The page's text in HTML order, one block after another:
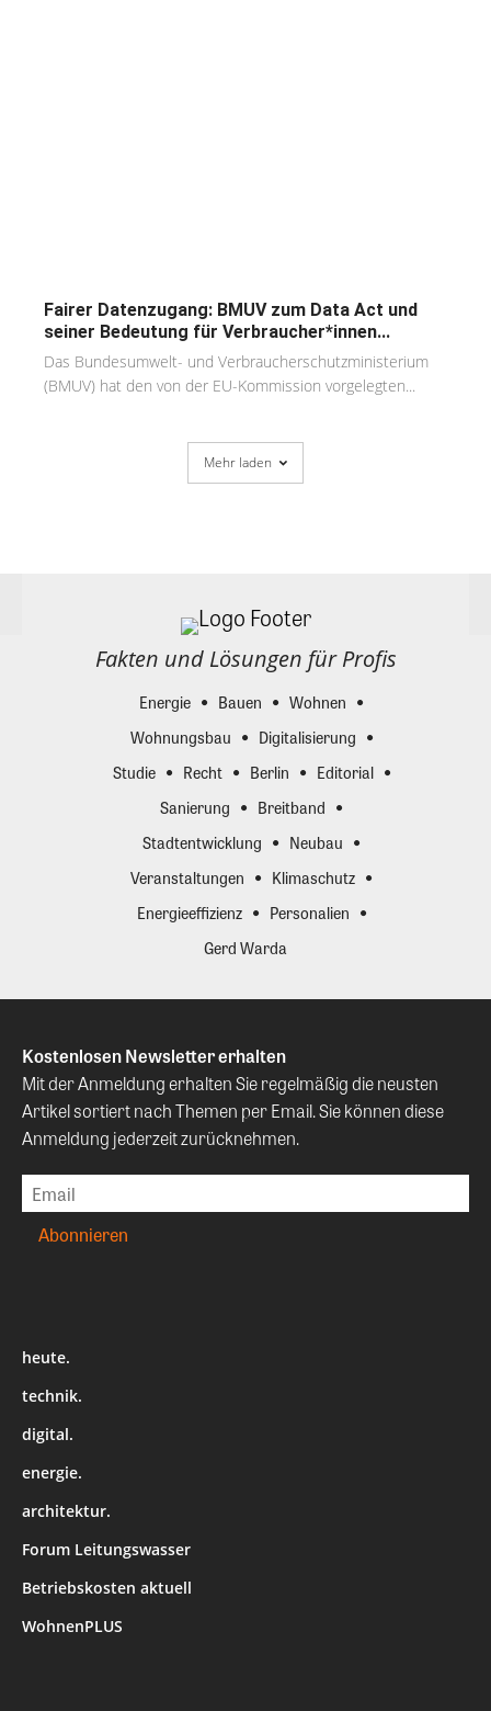
Fairer Datenzugang: BMUV zum Data Act und
seiner Bedeutung für Verbraucher*innen...
Das Bundesumwelt- und Verbraucherschutzministerium
(BMUV) hat den von der EU-Kommission vorgelegten...
Mehr laden
Fakten und Lösungen für Profis
Energie Bauen
Wohnen
Wohnungsbau
Digitalisierung
Studie
Recht Berlin
Editorial
Sanierung
Breitband
Stadtentwicklung
Neubau
Veranstaltungen
Klimaschutz
Energieeffizienz
Personalien
Gerd Warda
Kostenlosen Newsletter erhalten
Mit der Anmeldung erhalten Sie regelmäßig die neusten
Artikel sortiert nach Themen per Email. Sie können diese
Anmeldung jederzeit zurücknehmen.
heute.
technik.
digital.
energie.
architektur.
Forum Leitungswasser
Betriebskosten aktuell
WohnenPLUS